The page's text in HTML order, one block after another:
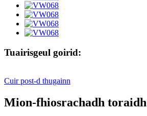
Tuairisgeul goirid:
Cuir post-d thugainn
Mion-fhiosrachadh toraidh